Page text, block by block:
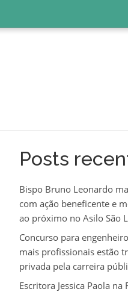
Posts
Bispo Bruno Leonardo
com ação beneficente e
ao próximo no Asilo São
Concurso para
mais profissionais estão
privada pela carreira
Escritora Jessica Paola